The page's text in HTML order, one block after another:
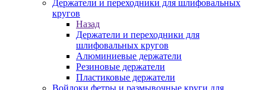
Держатели и переходники для шлифовальных
кругов
Назад
Держатели и переходники для
шлифовальных кругов
Алюминиевые держатели
Резиновые держатели
Пластиковые держатели
Войлоки фетры и размывочные круги для